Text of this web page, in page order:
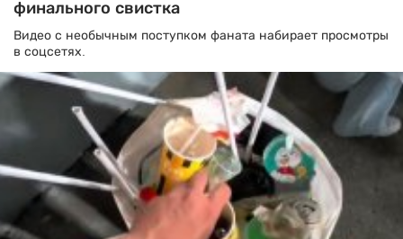
финального свистка
Видео с необычным поступком фаната набирает просмотры
в соцсетях.